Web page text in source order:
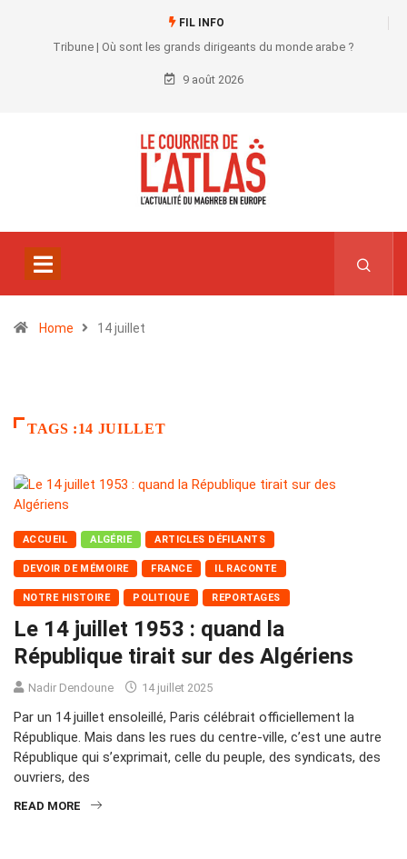
FIL INFO
Tribune | Où sont les grands dirigeants du monde arabe ?
9 août 2026
Home 14 juillet
TAGS :14 JUILLET
ACCUEIL ALGÉRIE ARTICLES DÉFILANTS
DEVOIR DE MÉMOIRE FRANCE IL RACONTE
NOTRE HISTOIRE POLITIQUE REPORTAGES
Le 14 juillet 1953 : quand la
République tirait sur des Algériens
Nadir Dendoune 14 juillet 2025
Par un 14 juillet ensoleillé, Paris célébrait officiellement la
République. Mais dans les rues du centre-ville, c’est une autre
République qui s’exprimait, celle du peuple, des syndicats, des
ouvriers, des
READ MORE